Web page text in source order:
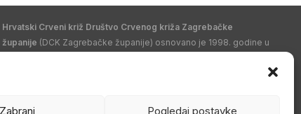
Zabrani Pogledaj postavke
Hrvatski Crveni križ Društvo Crvenog križa Zagrebačke
županije (DCK Zagrebačke županije) osnovano je 1998. godine u